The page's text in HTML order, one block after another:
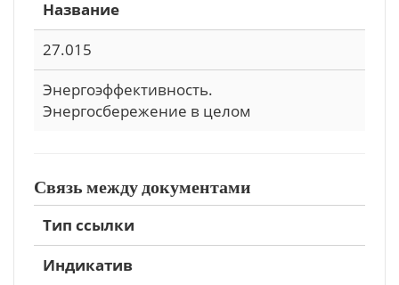
Название
27.015
Энергоэффективность.
Энергосбережение в целом
Связь между документами
Тип ссылки
Индикатив